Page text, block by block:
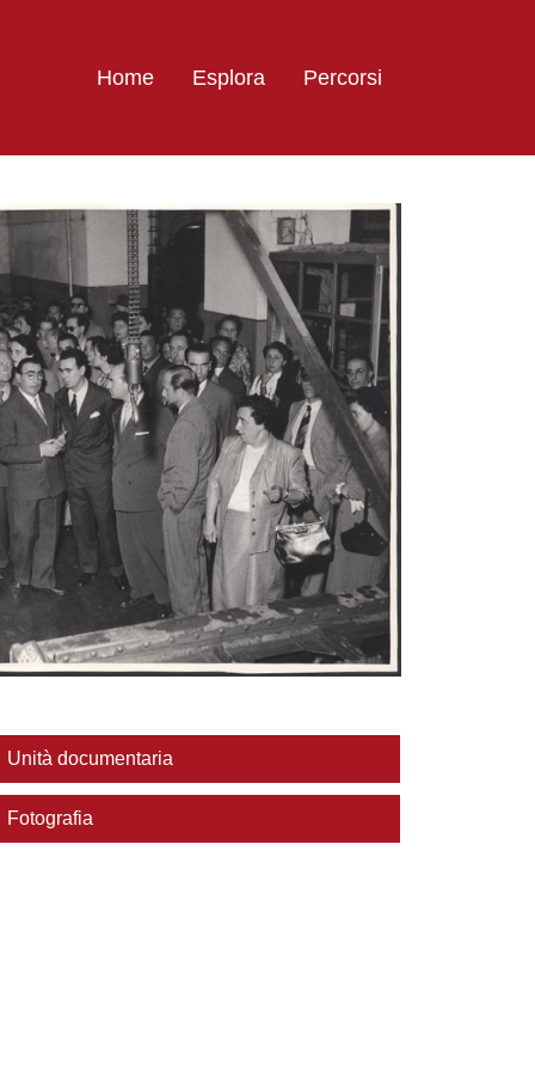
Home Esplora Percorsi
Unità documentaria
Fotografia